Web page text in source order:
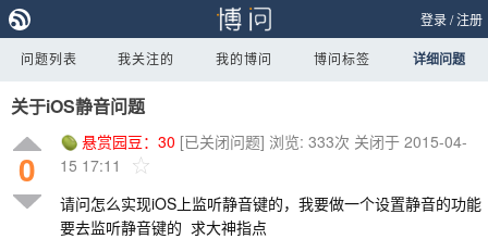
登录/注册
问题列表 我关注的 我的博问 博问标签 详细问题
关于iOS静音问题
0
悬赏园豆： 30 [已关闭问题] 浏览: 333次 关闭于 2015-04-
15 17:11
请问怎么实现iOS上监听静音键的，我要做一个设置静音的功能
要去监听静音键的 求大神指点